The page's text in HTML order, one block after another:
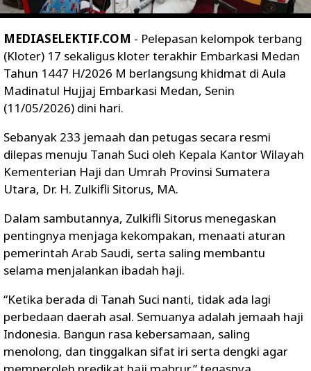
MEDIASELEKTIF.COM - Pelepasan kelompok terbang
(Kloter) 17 sekaligus kloter terakhir Embarkasi Medan
Tahun 1447 H/2026 M berlangsung khidmat di Aula
Madinatul Hujjaj Embarkasi Medan, Senin
(11/05/2026) dini hari.
Sebanyak 233 jemaah dan petugas secara resmi
dilepas menuju Tanah Suci oleh Kepala Kantor Wilayah
Kementerian Haji dan Umrah Provinsi Sumatera
Utara, Dr. H. Zulkifli Sitorus, MA.
Dalam sambutannya, Zulkifli Sitorus menegaskan
pentingnya menjaga kekompakan, menaati aturan
pemerintah Arab Saudi, serta saling membantu
selama menjalankan ibadah haji.
“Ketika berada di Tanah Suci nanti, tidak ada lagi
perbedaan daerah asal. Semuanya adalah jemaah haji
Indonesia. Bangun rasa kebersamaan, saling
menolong, dan tinggalkan sifat iri serta dengki agar